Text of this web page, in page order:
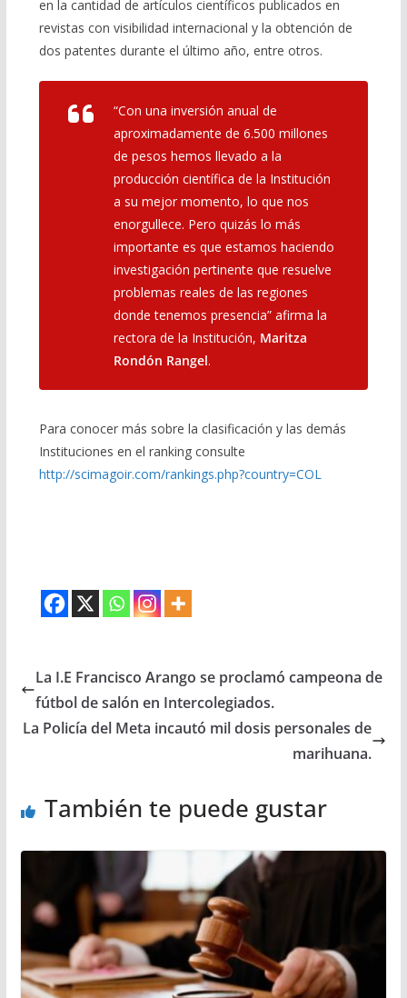
en la cantidad de artículos científicos publicados en
revistas con visibilidad internacional y la obtención de
dos patentes durante el último año, entre otros.
“Con una inversión anual de
aproximadamente de 6.500 millones
de pesos hemos llevado a la
producción científica de la Institución
a su mejor momento, lo que nos
enorgullece. Pero quizás lo más
importante es que estamos haciendo
investigación pertinente que resuelve
problemas reales de las regiones
donde tenemos presencia” afirma la
rectora de la Institución, Maritza
Rondón Rangel.
Para conocer más sobre la clasificación y las demás
Instituciones en el ranking consulte
http://scimagoir.com/rankings.php?country=COL
La I.E Francisco Arango se proclamó campeona de
fútbol de salón en Intercolegiados.
La Policía del Meta incautó mil dosis personales de
marihuana.
También te puede gustar